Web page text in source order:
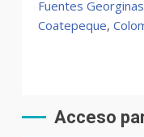
Fuentes Georginas
Coatepeque,
Acceso